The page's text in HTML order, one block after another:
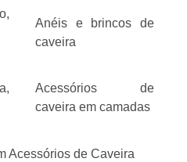
Anéis e brincos de
caveira
Acessórios de
caveira em camadas
Acessórios de Caveira